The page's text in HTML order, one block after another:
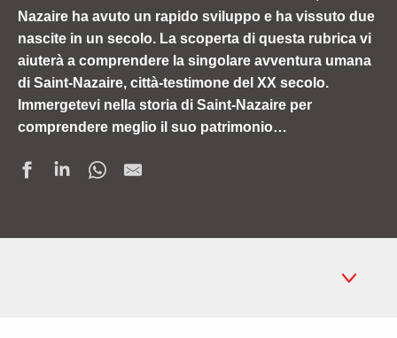
Nazaire ha avuto un rapido sviluppo e ha vissuto due
nascite in un secolo. La scoperta di questa rubrica vi
aiuterà a comprendere la singolare avventura umana
di Saint-Nazaire, città-testimone del XX secolo.
Immergetevi nella storia di Saint-Nazaire per
comprendere meglio il suo patrimonio…